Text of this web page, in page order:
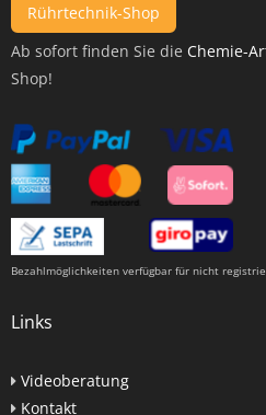
Rührtechnik-Shop
Ab sofort finden Sie die Chemie-
Shop!
Bezahlmöglichkeiten verfügbar für nicht
Links
Videoberatung
Kontakt